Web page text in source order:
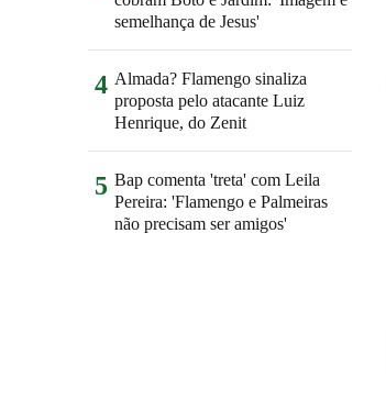
semelhança de Jesus'
4 Almada? Flamengo sinaliza
proposta pelo atacante Luiz
Henrique, do Zenit
5 Bap comenta 'treta' com Leila
Pereira: 'Flamengo e Palmeiras
não precisam ser amigos'